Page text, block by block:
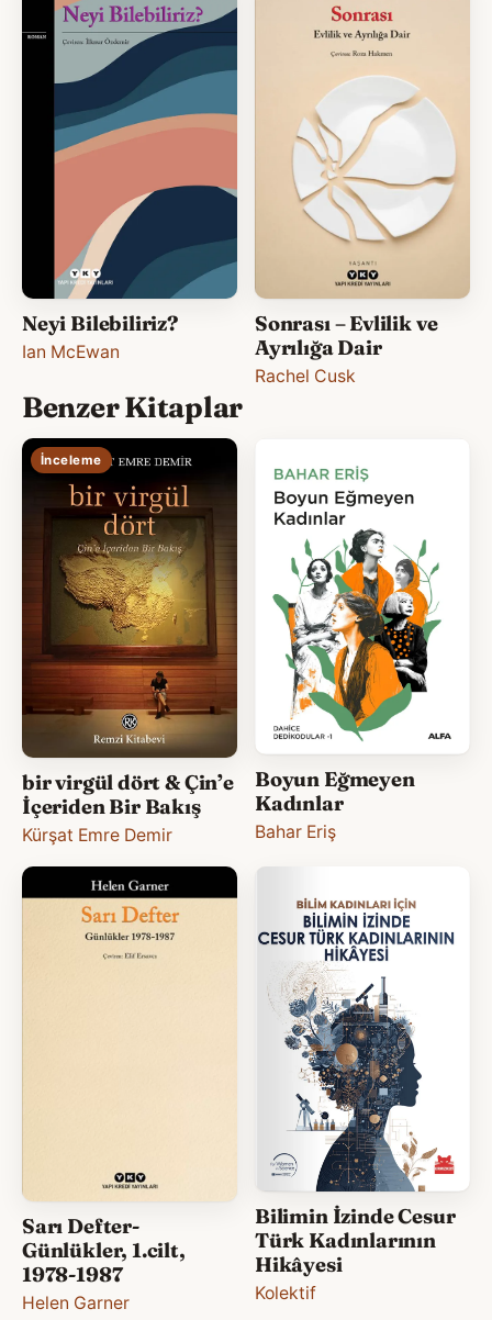
Neyi Bilebiliriz?
Ian McEwan
Sonrası – Evlilik ve
Ayrılığa Dair
Rachel Cusk
Benzer Kitaplar
İnceleme
bir virgül dört & Çin’e
İçeriden Bir Bakış
Kürşat Emre Demir
Boyun Eğmeyen
Kadınlar
Bahar Eriş
Sarı Defter-
Günlükler, 1.cilt,
1978-1987
Helen Garner
Bilimin İzinde Cesur
Türk Kadınlarının
Hikâyesi
Kolektif